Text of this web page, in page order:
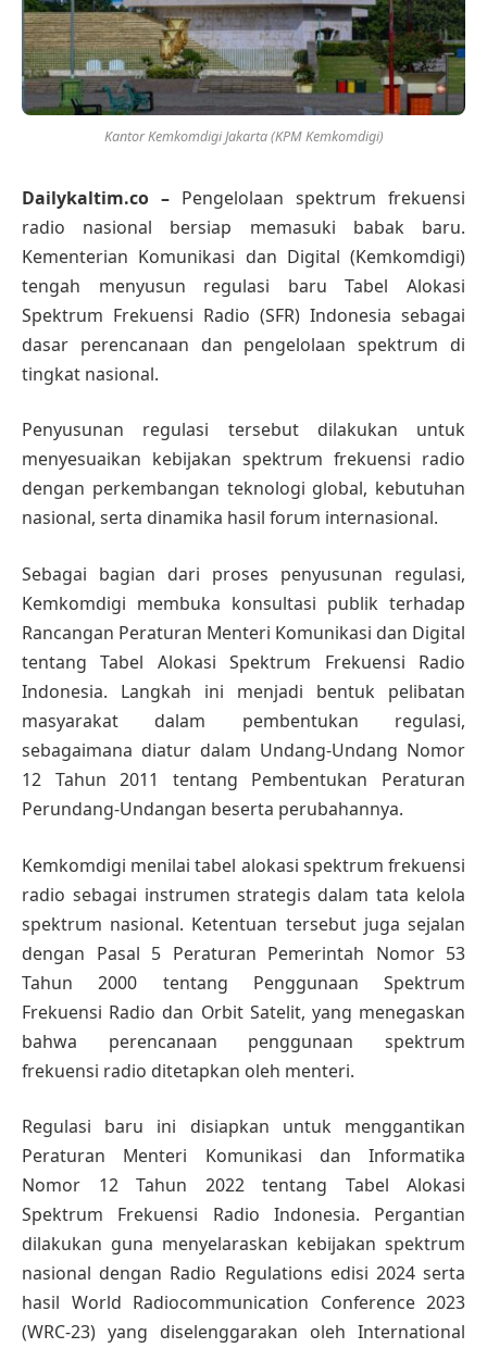
Kantor Kemkomdigi Jakarta (KPM Kemkomdigi)
Dailykaltim.co – Pengelolaan spektrum frekuensi
radio nasional bersiap memasuki babak baru.
Kementerian Komunikasi dan Digital (Kemkomdigi)
tengah menyusun regulasi baru Tabel Alokasi
Spektrum Frekuensi Radio (SFR) Indonesia sebagai
dasar perencanaan dan pengelolaan spektrum di
tingkat nasional.
Penyusunan regulasi tersebut dilakukan untuk
menyesuaikan kebijakan spektrum frekuensi radio
dengan perkembangan teknologi global, kebutuhan
nasional, serta dinamika hasil forum internasional.
Sebagai bagian dari proses penyusunan regulasi,
Kemkomdigi membuka konsultasi publik terhadap
Rancangan Peraturan Menteri Komunikasi dan Digital
tentang Tabel Alokasi Spektrum Frekuensi Radio
Indonesia. Langkah ini menjadi bentuk pelibatan
masyarakat dalam pembentukan regulasi,
sebagaimana diatur dalam Undang-Undang Nomor
12 Tahun 2011 tentang Pembentukan Peraturan
Perundang-Undangan beserta perubahannya.
Kemkomdigi menilai tabel alokasi spektrum frekuensi
radio sebagai instrumen strategis dalam tata kelola
spektrum nasional. Ketentuan tersebut juga sejalan
dengan Pasal 5 Peraturan Pemerintah Nomor 53
Tahun 2000 tentang Penggunaan Spektrum
Frekuensi Radio dan Orbit Satelit, yang menegaskan
bahwa perencanaan penggunaan spektrum
frekuensi radio ditetapkan oleh menteri.
Regulasi baru ini disiapkan untuk menggantikan
Peraturan Menteri Komunikasi dan Informatika
Nomor 12 Tahun 2022 tentang Tabel Alokasi
Spektrum Frekuensi Radio Indonesia. Pergantian
dilakukan guna menyelaraskan kebijakan spektrum
nasional dengan Radio Regulations edisi 2024 serta
hasil World Radiocommunication Conference 2023
(WRC-23) yang diselenggarakan oleh International